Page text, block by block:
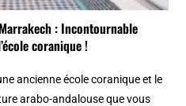
: Incontournable
coranique !
ancienne école coranique et le
arabo-andalouse que vous